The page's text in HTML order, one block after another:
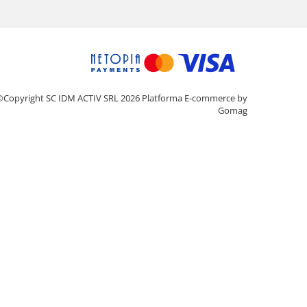
SC IDM ACTIV SRL 2026 Platforma E-commerce by
Gomag